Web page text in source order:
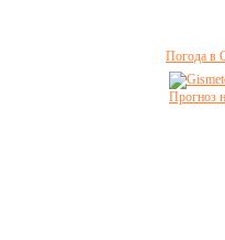
Погода в
Прогноз